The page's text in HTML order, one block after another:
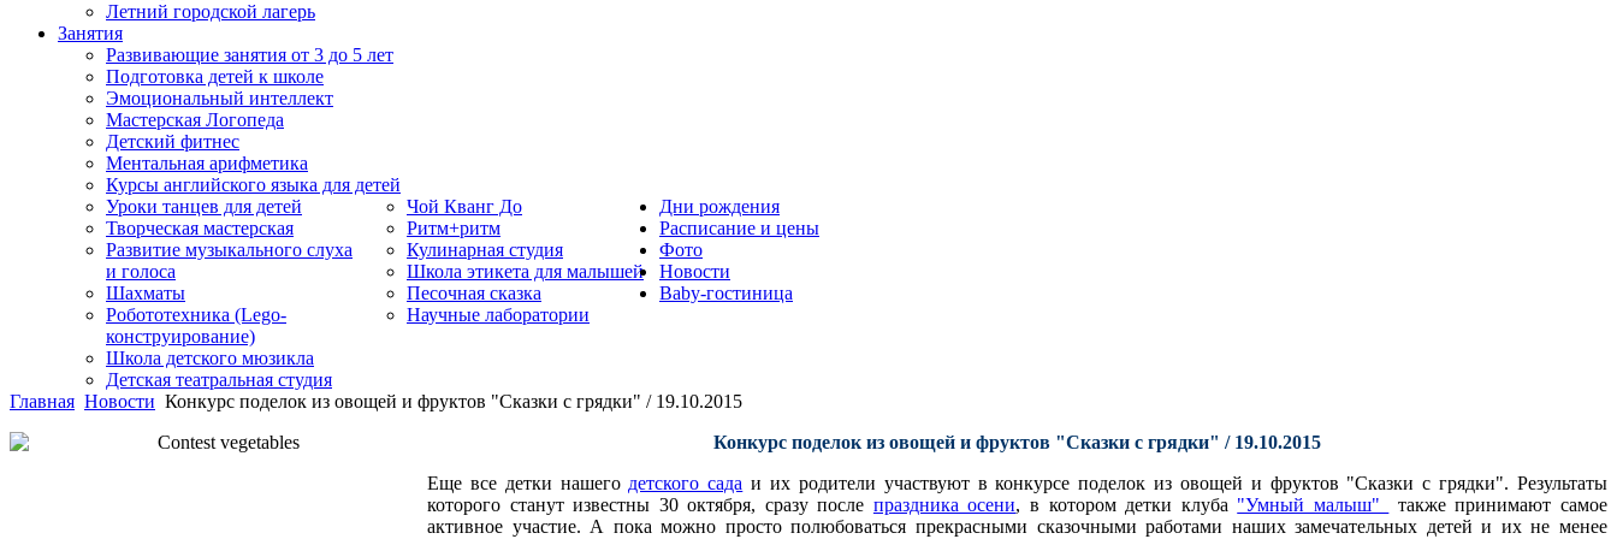
Летний городской лагерь
Занятия
Развивающие занятия от 3 до 5 лет
Подготовка детей к школе
Эмоциональный интеллект
Мастерская Логопеда
Детский фитнес
Ментальная арифметика
Курсы английского языка для детей
Уроки танцев для детей
Творческая мастерская
Развитие музыкального слуха
и голоса
Шахматы
Робототехника (Lego-
конструирование)
Школа детского мюзикла
Детская театральная студия
Чой Кванг До
Ритм+ритм
Кулинарная студия
Школа этикета для малышей
Песочная сказка
Научные лаборатории
Дни рождения
Расписание и цены
Фото
Новости
Baby-гостиница
Главная Новости Конкурс поделок из овощей и фруктов "Сказки с грядки" / 19.10.2015
Конкурс поделок из овощей и фруктов "Сказки с грядки" / 19.10.2015
Еще все детки нашего детского сада и их родители участвуют в конкурсе поделок из овощей и фруктов "Сказки с грядки". Результаты
которого станут известны 30 октября, сразу после праздника осени, в котором детки клуба "Умный малыш"
также принимают самое
активное участие. А пока можно просто полюбоваться прекрасными сказочными работами наших замечательных детей и их не менее